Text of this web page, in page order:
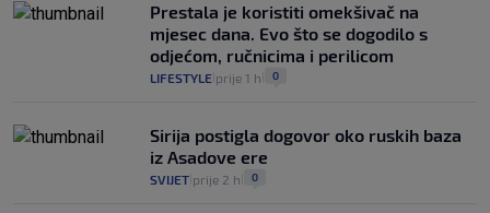
Prestala je koristiti omekšivač na
mjesec dana. Evo što se dogodilo s
odjećom, ručnicima i perilicom
LIFESTYLE prije 1 h 0
Sirija postigla dogovor oko ruskih baza
iz Asadove ere
SVIJET prije 2 h 0